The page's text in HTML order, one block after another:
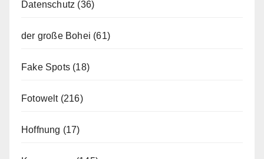
Datenschutz (36)
der große Bohei (61)
Fake Spots (18)
Fotowelt(216)
Hoffnung (17)